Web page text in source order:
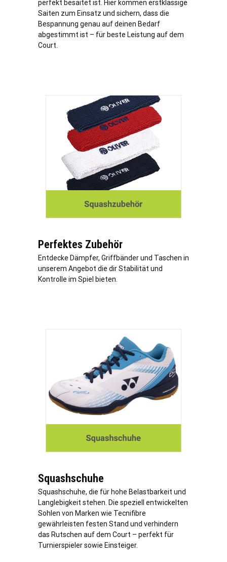
perfekt besaitet ist. Hier kommen erstklassige
Saiten zum Einsatz und sichern, dass die
Bespannung genau auf deinen Bedarf
abgestimmt ist – für beste Leistung auf dem
Court.
Perfektes Zubehör
Entdecke Dämpfer, Griffbänder und Taschen in
unserem Angebot die dir Stabilität und
Kontrolle im Spiel bieten.
Squashschuhe
Squashschuhe, die für hohe Belastbarkeit und
Langlebigkeit stehen. Die speziell entwickelten
Sohlen von Marken wie Tecnifibre
gewährleisten festen Stand und verhindern
das Rutschen auf dem Court – perfekt für
Turnierspieler sowie Einsteiger.